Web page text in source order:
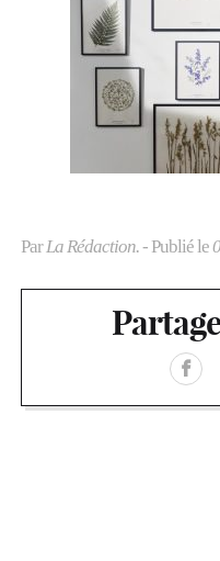
ParLa Rédaction.- Publié le